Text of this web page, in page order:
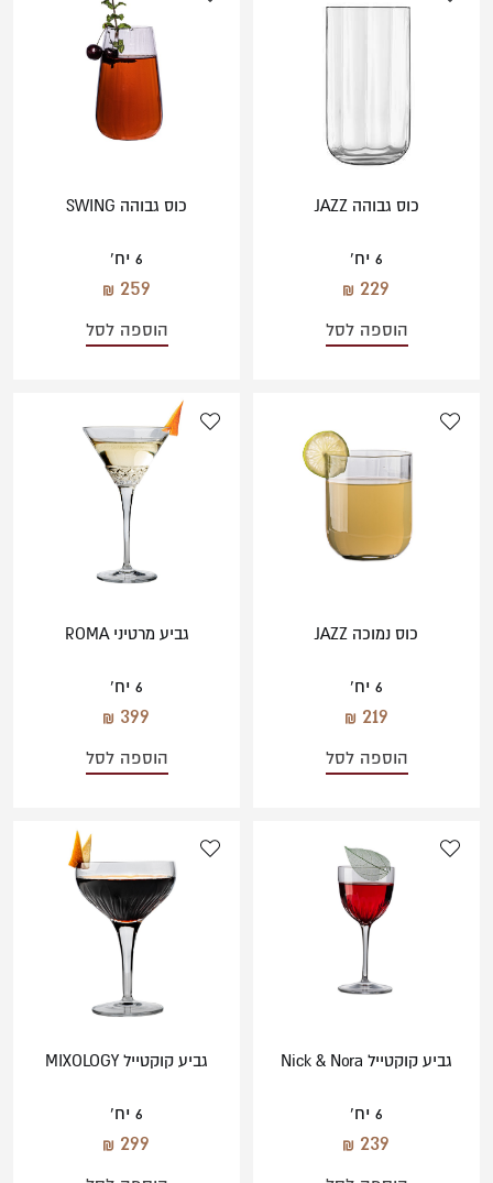
כוס גבוהה JAZZ
6 יח'
229
הוספה לסל
כוס גבוהה SWING
6 יח'
259
הוספה לסל
כוס נמוכה JAZZ
6 יח'
219
הוספה לסל
גביע מרטיני ROMA
6 יח'
399
הוספה לסל
גביע קוקטייל Nick & Nora
6 יח'
239
גביע קוקטייל MIXOLOGY
6 יח'
299